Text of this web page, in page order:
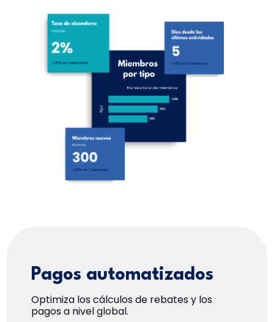
Pagos automatizados
Optimiza los cálculos de rebates y los
pagos a nivel global.